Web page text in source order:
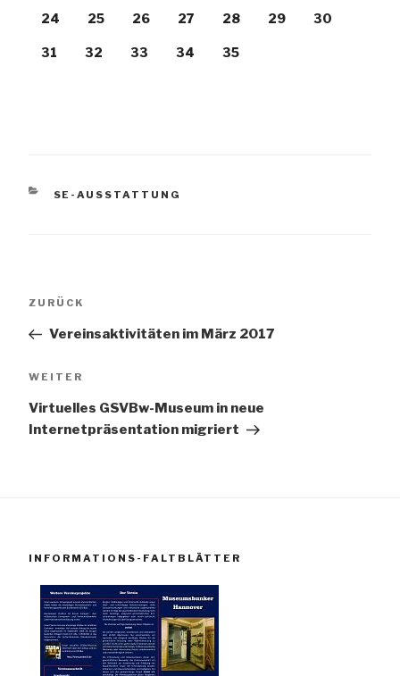
24 25 26 27 28 29 30
31 32 33 34 35
KATEGORIEN
SE-AUSSTATTUNG
Vorheriger
ZURÜCK
Vereinsaktivitäten im März 2017
Nächster
WEITER
Virtuelles GSVBw-Museum in neue
Internetpräsentation migriert
INFORMATIONS-FALTBLÄTTER